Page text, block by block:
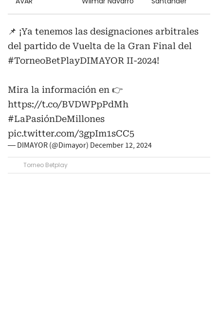
📌 ¡Ya tenemos las designaciones arbitrales
del partido de Vuelta de la Gran Final del
#TorneoBetPlayDIMAYOR II-2024!
Mira la información en 👉
https://t.co/BVDWPpPdMh
#LaPasiónDeMillones
pic.twitter.com/3gpIm1sCC5
— DIMAYOR (@Dimayor) December 12, 2024
Torneo Betplay